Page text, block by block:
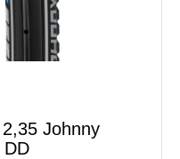
Johnny